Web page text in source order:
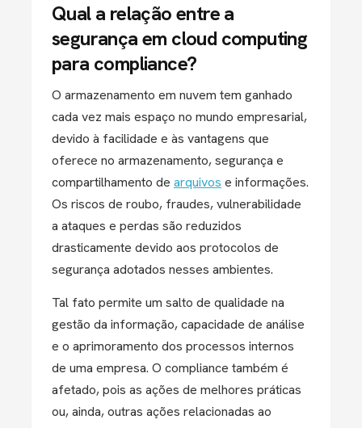
Qual a relação entre a
segurança em cloud computing
para compliance?
O armazenamento em nuvem tem ganhado
cada vez mais espaço no mundo empresarial,
devido à facilidade e às vantagens que
oferece no armazenamento, segurança e
compartilhamento de arquivos e informações.
Os riscos de roubo, fraudes, vulnerabilidade
a ataques e perdas são reduzidos
drasticamente devido aos protocolos de
segurança adotados nesses ambientes.
Tal fato permite um salto de qualidade na
gestão da informação, capacidade de análise
e o aprimoramento dos processos internos
de uma empresa. O compliance também é
afetado, pois as ações de melhores práticas
ou, ainda, outras ações relacionadas ao